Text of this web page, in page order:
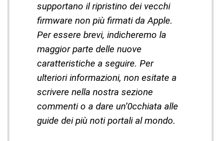
supportano il ripristino dei vecchi
firmware non più firmati da Apple.
Per essere brevi, indicheremo la
maggior parte delle nuove
caratteristiche a seguire. Per
ulteriori informazioni, non esitate a
scrivere nella nostra sezione
commenti o a dare un’0cchiata alle
guide dei più noti portali al mondo.